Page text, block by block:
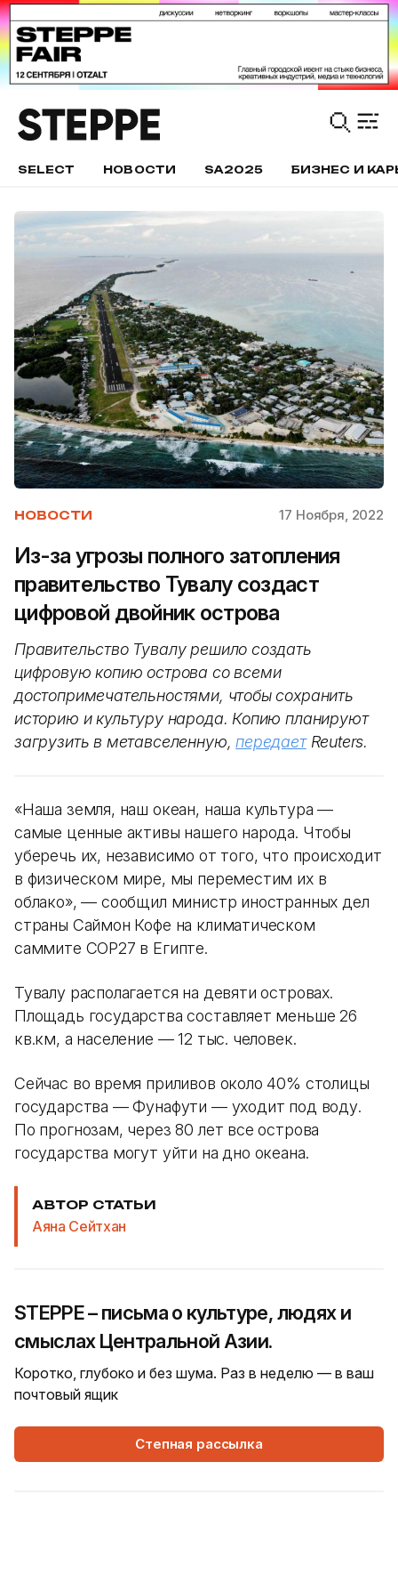
SELECT НОВОСТИ SA2025 БИЗНЕС И
НОВОСТИ 17 Ноября, 2022
Из-за угрозы полного затопления
правительство Тувалу создаст
цифровой двойник острова
Правительство Тувалу решило создать
цифровую копию острова со всеми
достопримечательностями, чтобы сохранить
историю и культуру народа. Копию планируют
загрузить в метавселенную,передаетReuters.
«Наша земля, наш океан, наша культура —
самые ценные активы нашего народа. Чтобы
уберечь их, независимо от того, что происходит
в физическом мире, мы переместим их в
облако», — сообщил министр иностранных дел
страны Саймон Кофе на климатическом
саммите COP27 в Египте.
Тувалу располагается на девяти островах.
Площадь государства составляет меньше 26
кв.км, а население — 12 тыс. человек.
Сейчас во время приливов около 40% столицы
государства — Фунафути — уходит под воду.
По прогнозам, через 80 лет все острова
государства могут уйти на дно океана.
АВТОР СТАТЬИ
Аяна Сейтхан
STEPPE – письма о культуре, людях и
смыслах Центральной Азии.
Коротко, глубоко и без шума. Раз в неделю — в ваш
почтовый ящик
Степная рассылка